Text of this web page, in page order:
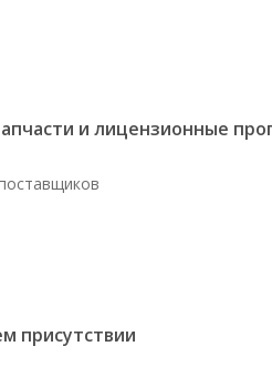
и лицензионные
присутствии